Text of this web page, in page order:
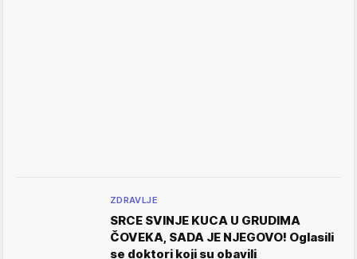
ZDRAVLJE
SRCE SVINJE KUCA U GRUDIMA
ČOVEKA, SADA JE NJEGOVO! Oglasili
se doktori koji su obavili